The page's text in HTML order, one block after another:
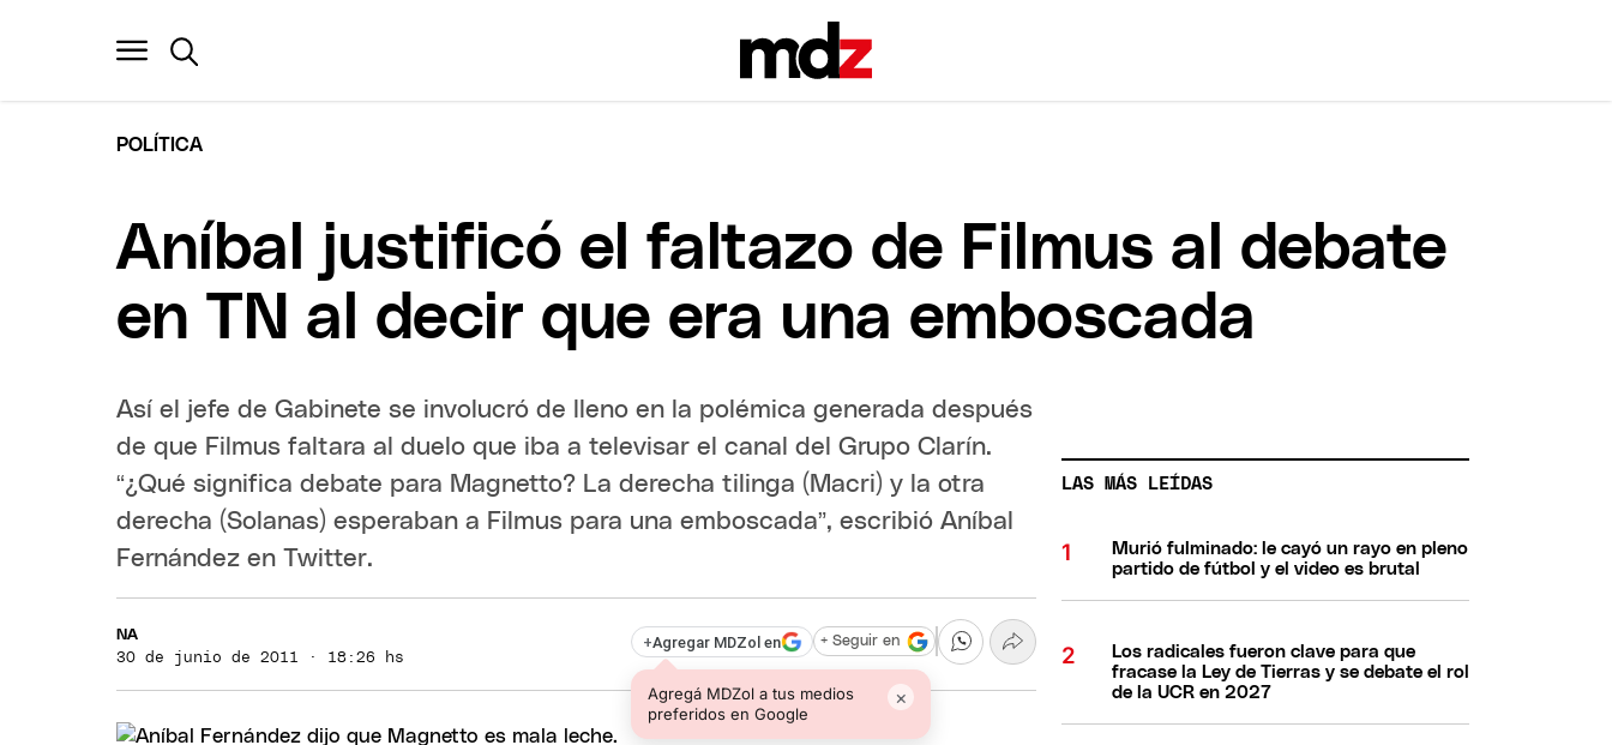
POLÍTICA
Aníbal justificó el faltazo de Filmus al debate
en TN al decir que era una emboscada
Así el jefe de Gabinete se involucró de lleno en la polémica generada después
de que Filmus faltara al duelo que iba a televisar el canal del Grupo Clarín.
“¿Qué significa debate para Magnetto? La derecha tilinga (Macri) y la otra
derecha (Solanas) esperaban a Filmus para una emboscada”, escribió Aníbal
Fernández en Twitter.
NA
30 de junio de 2011 · 18:26 hs
+Agregar MDZol en
Agregá MDZol a tus medios
preferidos en Google
×
+ Seguir en
LAS MÁS LEÍDAS
Murió fulminado: le cayó un rayo en pleno
partido de fútbol y el video es brutal
Los radicales fueron clave para que
fracase la Ley de Tierras y se debate el rol
de la UCR en 2027